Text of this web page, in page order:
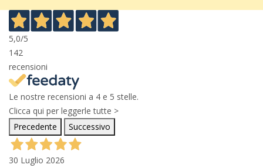
5,0/5
142
recensioni
Le nostre recensioni a 4 e 5 stelle.
Clicca qui per leggerle tutte >
Precedente
Successivo
30 Luglio 2026